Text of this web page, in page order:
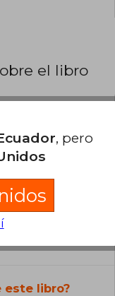
el libro
este libro?
, pero